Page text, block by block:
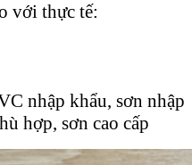
với thực tế:
nhập khẩu, sơn nhập
hợp, sơn cao cấp